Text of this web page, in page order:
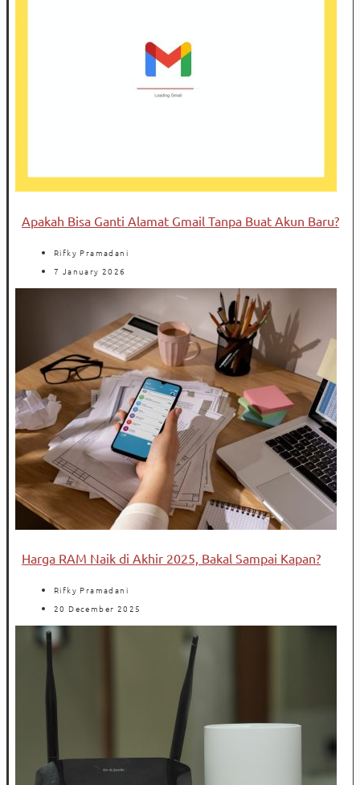
Apakah Bisa Ganti Alamat Gmail Tanpa Buat Akun Baru?
Rifky Pramadani
7 January 2026
Harga RAM Naik di Akhir 2025, Bakal Sampai Kapan?
Rifky Pramadani
20 December 2025